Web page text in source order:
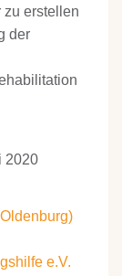
zu erstellen
der
2020
e.V.